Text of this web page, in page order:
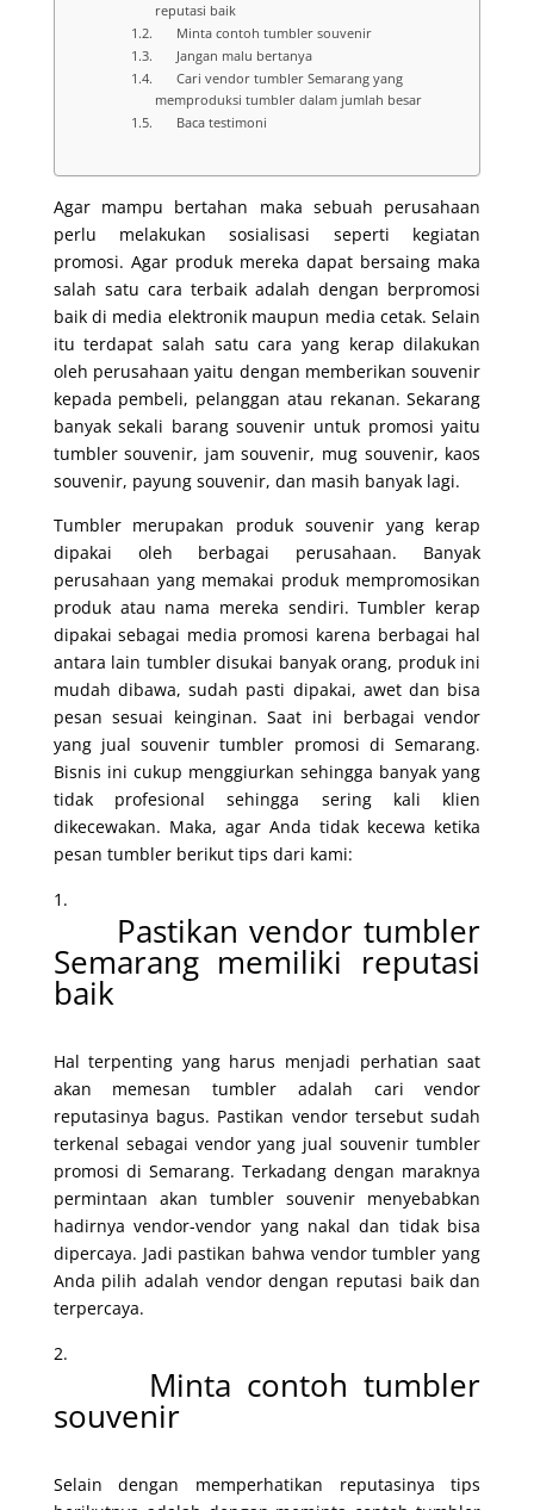
reputasi baik
Minta contoh tumbler souvenir
Jangan malu bertanya
Cari vendor tumbler Semarang yang
memproduksi tumbler dalam jumlah besar
Baca testimoni
Agar mampu bertahan maka sebuah perusahaan
perlu melakukan sosialisasi seperti kegiatan
promosi. Agar produk mereka dapat bersaing maka
salah satu cara terbaik adalah dengan berpromosi
baik di media elektronik maupun media cetak. Selain
itu terdapat salah satu cara yang kerap dilakukan
oleh perusahaan yaitu dengan memberikan souvenir
kepada pembeli, pelanggan atau rekanan. Sekarang
banyak sekali barang souvenir untuk promosi yaitu
tumbler souvenir, jam souvenir, mug souvenir, kaos
souvenir, payung souvenir, dan masih banyak lagi.
Tumbler merupakan produk souvenir yang kerap
dipakai oleh berbagai perusahaan. Banyak
perusahaan yang memakai produk mempromosikan
produk atau nama mereka sendiri. Tumbler kerap
dipakai sebagai media promosi karena berbagai hal
antara lain tumbler disukai banyak orang, produk ini
mudah dibawa, sudah pasti dipakai, awet dan bisa
pesan sesuai keinginan. Saat ini berbagai vendor
yang jual souvenir tumbler promosi di Semarang.
Bisnis ini cukup menggiurkan sehingga banyak yang
tidak profesional sehingga sering kali klien
dikecewakan. Maka, agar Anda tidak kecewa ketika
pesan tumbler berikut tips dari kami:
Pastikan vendor tumbler
Semarang memiliki reputasi
baik
Hal terpenting yang harus menjadi perhatian saat
akan memesan tumbler adalah cari vendor
reputasinya bagus. Pastikan vendor tersebut sudah
terkenal sebagai vendor yang jual souvenir tumbler
promosi di Semarang. Terkadang dengan maraknya
permintaan akan tumbler souvenir menyebabkan
hadirnya vendor-vendor yang nakal dan tidak bisa
dipercaya. Jadi pastikan bahwa vendor tumbler yang
Anda pilih adalah vendor dengan reputasi baik dan
terpercaya.
Minta contoh tumbler
souvenir
Selain dengan memperhatikan reputasinya tips